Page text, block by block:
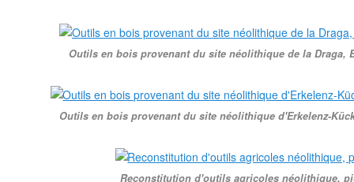
Outils en bois provenant du site néolithique de la Draga,
Outils en bois provenant du site néolithique d'Erkelenz-
Reconstitution d'outils agricoles néolithique,